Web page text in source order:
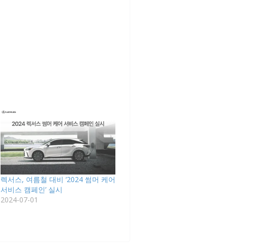
렉서스, 여름철 대비 ‘2024 썸머 케어
서비스 캠페인’ 실시
2024-07-01